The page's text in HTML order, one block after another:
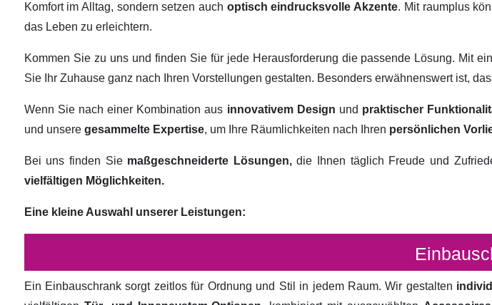
Komfort im Alltag, sondern setzen auch optisch eindrucksvolle Akzente. Mit raumplus
das Leben zu erleichtern.
Kommen Sie zu uns und finden Sie für jede Herausforderung die passende Lösung. Mit
Sie Ihr Zuhause ganz nach Ihren Vorstellungen gestalten. Besonders erwähnenswert ist,
Wenn Sie nach einer Kombination aus innovativem Design und praktischer
und unsere gesammelte Expertise, um Ihre Räumlichkeiten nach Ihren persönlichen
Bei uns finden Sie maßgeschneiderte Lösungen,die Ihnen täglich Freude und
vielfältigen Möglichkeiten.
Eine kleine Auswahl unserer Leistungen:
Ein Einbauschrank sorgt zeitlos für Ordnung und Stil in jedem Raum. Wir gestalten